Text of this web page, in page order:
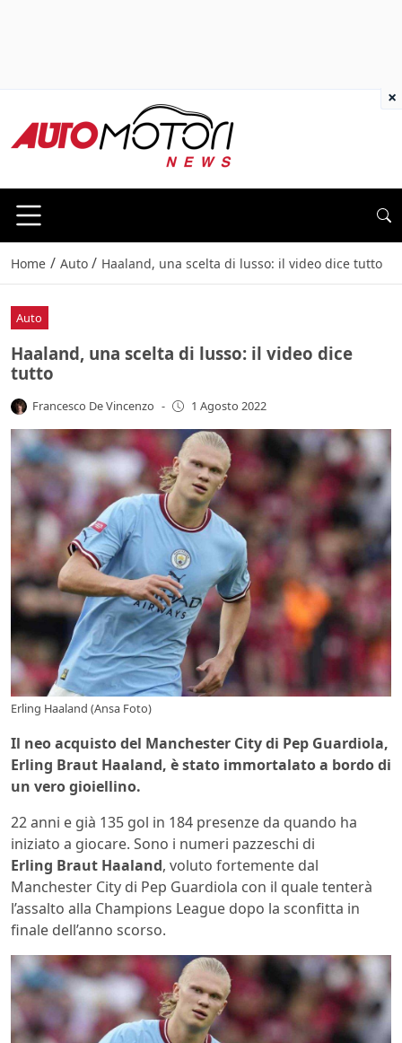
Home / Auto / Haaland, una scelta di lusso: il video dice tutto
Auto
Haaland, una scelta di lusso: il video dice
tutto
Francesco De Vincenzo - 1 Agosto 2022
Erling Haaland (Ansa Foto)
Il neo acquisto del Manchester City di Pep Guardiola,
Erling Braut Haaland, è stato immortalato a bordo di
un vero gioiellino.
22 anni e già 135 gol in 184 presenze da quando ha
iniziato a giocare. Sono i numeri pazzeschi di
Erling Braut Haaland, voluto fortemente dal
Manchester City di Pep Guardiola con il quale tenterà
l’assalto alla Champions League dopo la sconfitta in
finale dell’anno scorso.
×